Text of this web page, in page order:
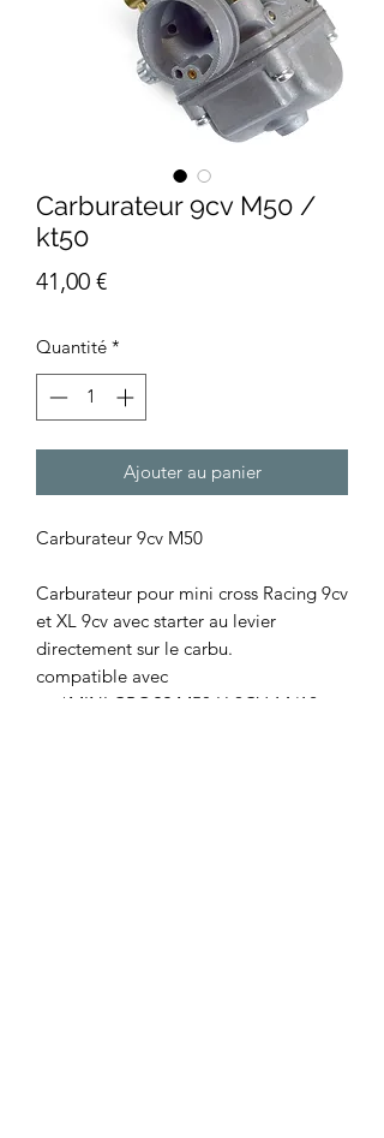
Carburateur 9cv M50 /
kt50
41,00 €Prix
Quantité *
Ajouter au panier
Carburateur 9cv M50
Carburateur pour mini cross Racing 9cv
et XL 9cv avec starter au levier
directement sur le carbu.
compatible avec
*MINI CROSS M50 H 9CV 14/12